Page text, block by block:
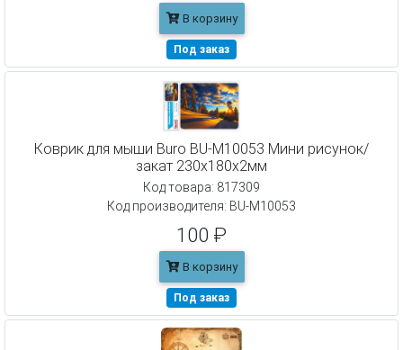
В корзину
Под заказ
Коврик для мыши Buro BU-M10053 Мини рисунок/
закат 230x180x2мм
Код товара: 817309
Код производителя: BU-M10053
100 ₽
В корзину
Под заказ